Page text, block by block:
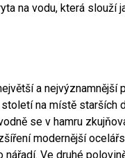
na vodu, která slouží
a nejvýznamnější
na místě starších
se v hamru
modernější
nářadí. Ve druhé